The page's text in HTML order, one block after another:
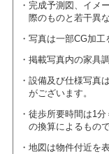
完成予測図、イメ
際のものと若干異
写真は一部CG加工
掲載写真内の家具
設備及び仕様写真
がございます。
徒歩所要時間は1
の換算によるもので
地図は物件付近を